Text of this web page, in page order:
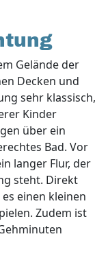
Gelände der
Decken und
sehr klassisch,
Kinder
über ein
Bad. Vor
langer Flur, der
steht. Direkt
einen kleinen
Zudem ist